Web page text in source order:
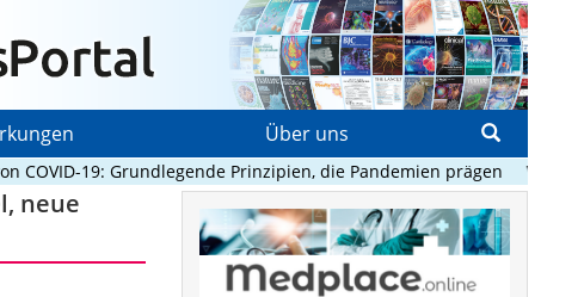
Über uns
19: Grundlegende Prinzipien, die Pandemien prägen Verhütung
neue